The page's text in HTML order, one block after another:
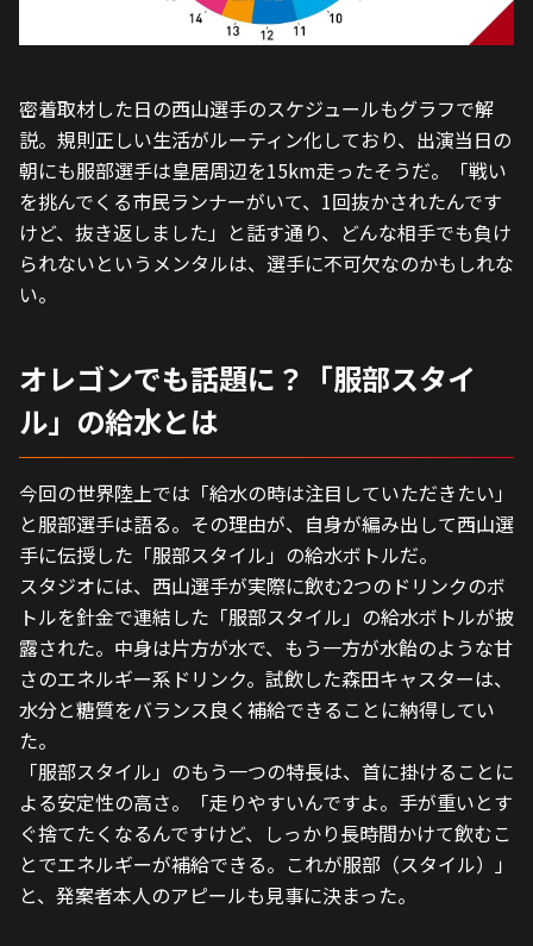
密着取材した日の西山選手のスケジュールもグラフで解
説。規則正しい生活がルーティン化しており、出演当日の
朝にも服部選手は皇居周辺を15km走ったそうだ。「戦い
を挑んでくる市民ランナーがいて、1回抜かされたんです
けど、抜き返しました」と話す通り、どんな相手でも負け
られないというメンタルは、選手に不可欠なのかもしれな
い。
オレゴンでも話題に？「服部スタイ
ル」の給水とは
今回の世界陸上では「給水の時は注目していただきたい」
と服部選手は語る。その理由が、自身が編み出して西山選
手に伝授した「服部スタイル」の給水ボトルだ。
スタジオには、西山選手が実際に飲む2つのドリンクのボ
トルを針金で連結した「服部スタイル」の給水ボトルが披
露された。中身は片方が水で、もう一方が水飴のような甘
さのエネルギー系ドリンク。試飲した森田キャスターは、
水分と糖質をバランス良く補給できることに納得してい
た。
「服部スタイル」のもう一つの特長は、首に掛けることに
よる安定性の高さ。「走りやすいんですよ。手が重いとす
ぐ捨てたくなるんですけど、しっかり長時間かけて飲むこ
とでエネルギーが補給できる。これが服部（スタイル）」
と、発案者本人のアピールも見事に決まった。